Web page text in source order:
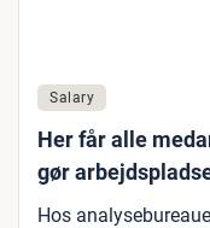
Salary
Her får alle
gør
Hos